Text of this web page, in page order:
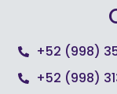
+52 (998)
+52 (998)